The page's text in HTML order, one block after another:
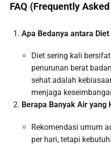
FAQ (Frequently
Apa Bedanya antara
Diet sering kali
penurunan berat
sehat adalah
menjaga
Berapa Banyak Air yang
Rekomendasi umum
per hari, tetapi